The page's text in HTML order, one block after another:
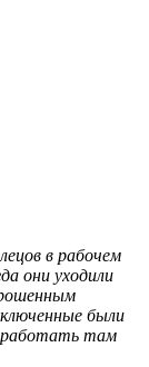
в рабочем
они уходили
были
работать там